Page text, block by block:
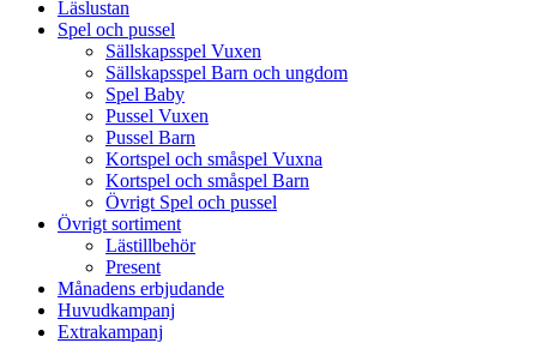
Läslustan
Spel och pussel
Sällskapsspel Vuxen
Sällskapsspel Barn och ungdom
Spel Baby
Pussel Vuxen
Pussel Barn
Kortspel och småspel Vuxna
Kortspel och småspel Barn
Övrigt Spel och pussel
Övrigt sortiment
Lästillbehör
Present
Månadens erbjudande
Huvudkampanj
Extrakampanj